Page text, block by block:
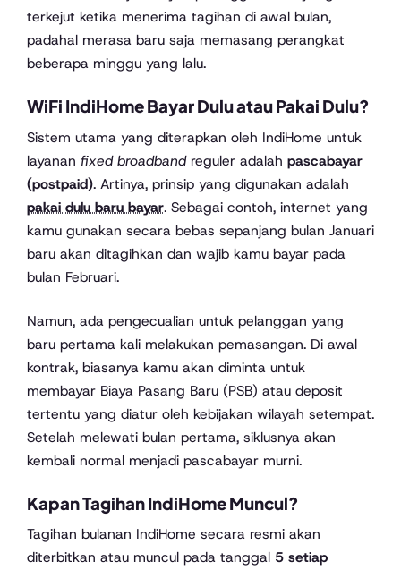
terkejut ketika menerima tagihan di awal bulan,
padahal merasa baru saja memasang perangkat
beberapa minggu yang lalu.
WiFi IndiHome Bayar Dulu atau Pakai Dulu?
Sistem utama yang diterapkan oleh IndiHome untuk
layanan fixed broadbandreguler adalah pascabayar
(postpaid). Artinya, prinsip yang digunakan adalah
pakai dulu baru bayar. Sebagai contoh, internet yang
kamu gunakan secara bebas sepanjang bulan Januari
baru akan ditagihkan dan wajib kamu bayar pada
bulan Februari.
Namun, ada pengecualian untuk pelanggan yang
baru pertama kali melakukan pemasangan. Di awal
kontrak, biasanya kamu akan diminta untuk
membayar Biaya Pasang Baru (PSB) atau deposit
tertentu yang diatur oleh kebijakan wilayah setempat.
Setelah melewati bulan pertama, siklusnya akan
kembali normal menjadi pascabayar murni.
Kapan Tagihan IndiHome Muncul?
Tagihan bulanan IndiHome secara resmi akan
diterbitkan atau muncul pada tanggal 5 setiap